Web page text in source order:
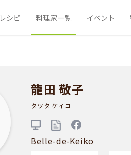
レシピ 料理家一覧 イベント
龍田 敬子
タツタ ケイコ
Belle-de-Keiko